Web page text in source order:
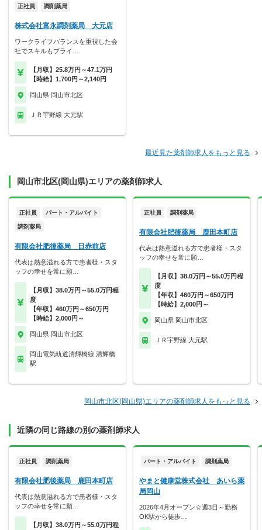
正社員 調剤薬局
株式会社富永調剤薬局 大元店
ワークライフバランスを重視した会
社でスキルもプライ…
【月収】25.8万円～47.1万円
【時給】1,700円～2,140円
岡山県 岡山市北区
ＪＲ宇野線 大元駅
最近見た薬剤師求人をもっと見る
岡山市北区(岡山県)エリアの薬剤師求人
正社員 パート・アルバイト
調剤薬局
有限会社肥後薬局 日赤前店
代表は熱意溢れる方で患者様・スタ
ッフの幸せを常に願…
【月収】38.0万円～55.0万円程
度
【年収】460万円～650万円
【時給】2,000円～
岡山県 岡山市北区
岡山電気軌道清輝橋線 清輝橋
駅
正社員 調剤薬局
有限会社肥後薬局 鹿田本町店
代表は熱意溢れる方で患者様・スタ
ッフの幸せを常に願…
【月収】38.0万円～55.0万円程
度
【年収】460万円～650万円
【時給】2,000円～
岡山県 岡山市北区
ＪＲ宇野線 大元駅
岡山市北区(岡山県)エリアの薬剤師求人をもっと見る
近隣の同じ路線の別の薬剤師求人
正社員 調剤薬局
有限会社肥後薬局 鹿田本町店
代表は熱意溢れる方で患者様・スタ
ッフの幸せを常に願…
【月収】38.0万円～55.0万円程
パート・アルバイト 調剤薬局
やまと健康堂株式会社 あいら薬
局岡山
2026年4月オープン☆週3日～勤務
OK駅から徒歩…